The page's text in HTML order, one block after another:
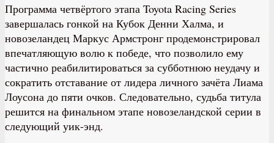
Программа четвёртого этапа Toyota Racing Series
завершалась гонкой на Кубок Денни Халма, и
новозеландец Маркус Армстронг продемонстрировал
впечатляющую волю к победе, что позволило ему
частично реабилитироваться за субботнюю неудачу и
сократить отставание от лидера личного зачёта Лиама
Лоусона до пяти очков. Следовательно, судьба титула
решится на финальном этапе новозеландской серии в
следующий уик-энд.